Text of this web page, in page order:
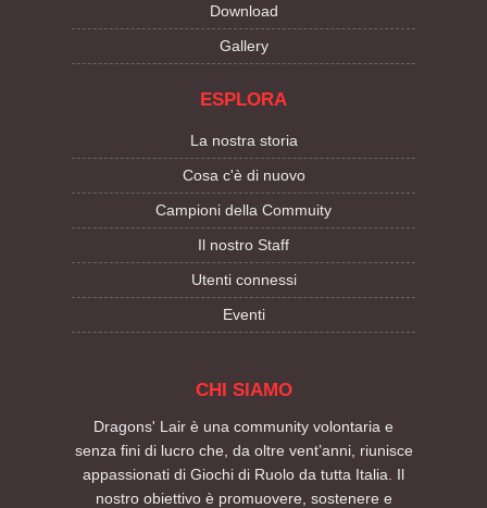
Download
Gallery
ESPLORA
La nostra storia
Cosa c'è di nuovo
Campioni della Commuity
Il nostro Staff
Utenti connessi
Eventi
CHI SIAMO
Dragons' Lair è una community volontaria e
senza fini di lucro che, da oltre vent’anni, riunisce
appassionati di Giochi di Ruolo da tutta Italia. Il
nostro obiettivo è promuovere, sostenere e